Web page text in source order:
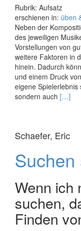
Rubrik: Aufsatz
erschienen in: üben
Neben der
des jeweiligen
Vorstellungen von
weitere Faktoren in
hinein. Dadurch
und einem Druck
eigene Spielerlebnis
sondern auch Read
ist
schwer
dich!“
[…]
Schaefer, Eric
Wenn ich
suchen,
Finden